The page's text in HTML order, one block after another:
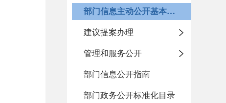
部门信息主动公开基本目录
建议提案办理
管理和服务公开
部门信息公开指南
部门政务公开标准化目录